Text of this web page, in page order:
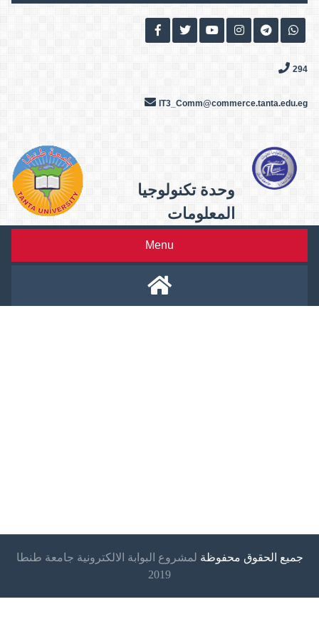
content
294
IT3_Comm@commerce.tanta.edu.eg
وحدة تكنولوجيا
المعلومات
Menu
جميع الحقوق محفوظة لمشروع البوابة الالكترونية جامعة طنطا
2019